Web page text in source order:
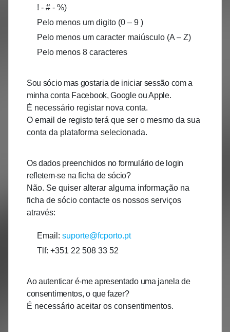
! - # - %)
Pelo menos um digito (0 – 9 )
Pelo menos um caracter maiúsculo (A – Z)
Pelo menos 8 caracteres
Sou sócio mas gostaria de iniciar sessão com a
minha conta Facebook, Google ou Apple.
É necessário registar nova conta.
O email de registo terá que ser o mesmo da sua
conta da plataforma selecionada.
Os dados preenchidos no formulário de login
refletem-se na ficha de sócio?
Não. Se quiser alterar alguma informação na
ficha de sócio contacte os nossos serviços
através:
Email: suporte@fcporto.pt
Tlf: +351 22 508 33 52
Ao autenticar é-me apresentado uma janela de
consentimentos, o que fazer?
É necessário aceitar os consentimentos.